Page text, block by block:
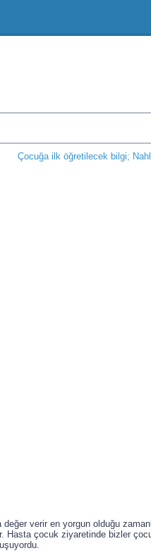
Çocuğa ilk öğretilecek bilgi;
verir en yorgun olduğu
Hasta çocuk ziyaretinde bizler